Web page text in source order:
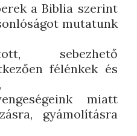
a Biblia szerint
mutatunk
sebezhető
félénkek és
miatt
gyámolításra